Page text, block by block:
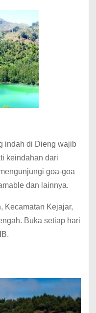
indah di Dieng wajib
keindahan dari
goa-goa
dan lainnya.
Kecamatan Kejajar,
Buka setiap hari